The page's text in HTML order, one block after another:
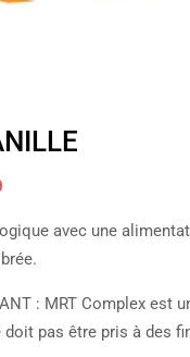
Le
actuel
est :
$125.00.
avec une
: MRT Complex est
pas être pris à des